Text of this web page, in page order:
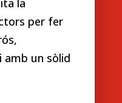
la
per fer
amb un sòlid